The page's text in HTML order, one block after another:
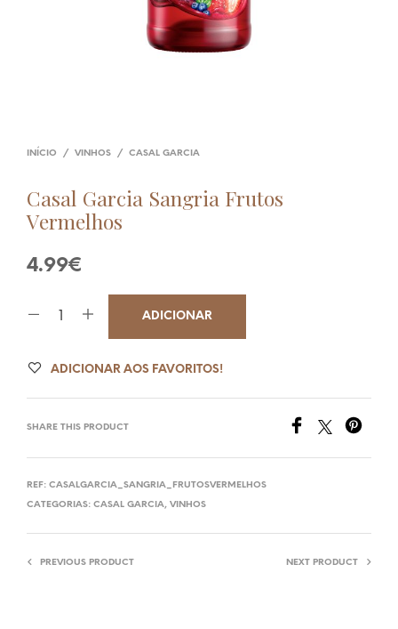
INÍCIO / VINHOS / CASAL GARCIA
Casal Garcia Sangria Frutos
Vermelhos
4.99€
ADICIONAR
ADICIONAR AOS FAVORITOS!
SHARE THIS PRODUCT
REF: CASALGARCIA_SANGRIA_FRUTOSVERMELHOS
CATEGORIAS: CASAL GARCIA, VINHOS
PREVIOUS PRODUCT NEXT PRODUCT